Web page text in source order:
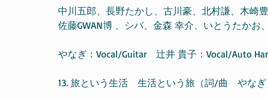
中川五郎、長野たかし、古川豪、北村謙、木崎
佐藤GWAN博 、シバ、金森 幸介、いとうたかお
やなぎ：Vocal/Guitar　辻井 貴子：Vocal/Auto
13. 旅という生活　生活という旅（詞/曲　やな